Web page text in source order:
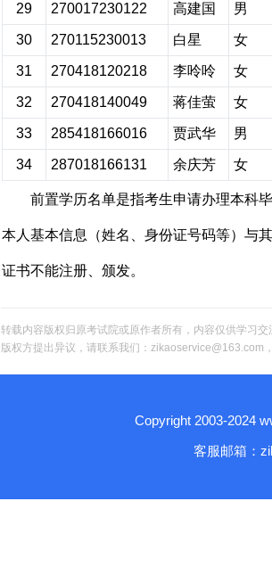
29 270017230122 高建国 男
30 270115230013 白星 女
31 270418120218 李呤呤 女
32 270418140049 蒋佳萤 女
33 285418166016 贾武华 男
34 287018166131 余庆芳 女
前置学历名单是指考生申请办理本科
本人基本信息（姓名、身份证号码等）与
证书不能注册、颁发。
转载内容版权归原考试院或原作者所有，内容仅供学习
版权方提出异议，请联系我们：zikaoservice@163.com
Copyright 2003-2024
客服邮箱：